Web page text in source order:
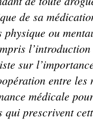
de sa
physique ou
l’introduction
sur
entre les
médicale
qui prescrivent